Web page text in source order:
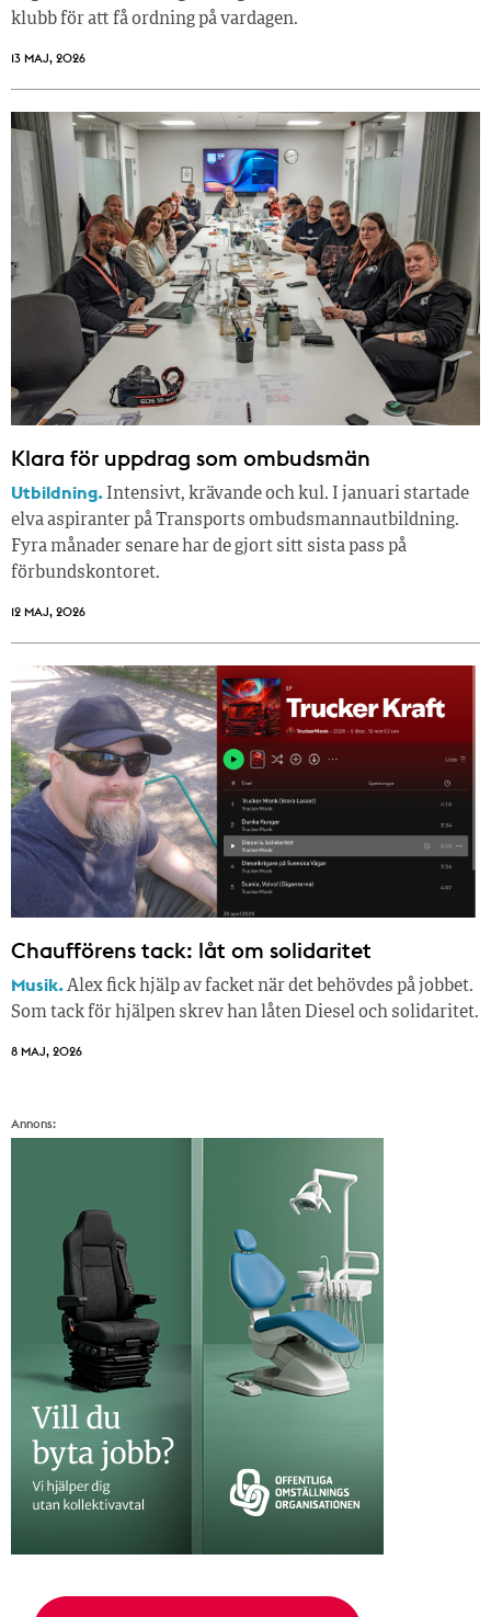
klubb för att få ordning på vardagen.
13 MAJ, 2026
Klara för uppdrag som ombudsmän
Utbildning. Intensivt, krävande och kul. I januari startade
elva aspiranter på Transports ombudsmannautbildning.
Fyra månader senare har de gjort sitt sista pass på
förbundskontoret.
12 MAJ, 2026
Chaufförens tack: låt om solidaritet
Musik.Alex fick hjälp av facket när det behövdes på jobbet.
Som tack för hjälpen skrev han låten Diesel och solidaritet.
8 MAJ, 2026
Annons: